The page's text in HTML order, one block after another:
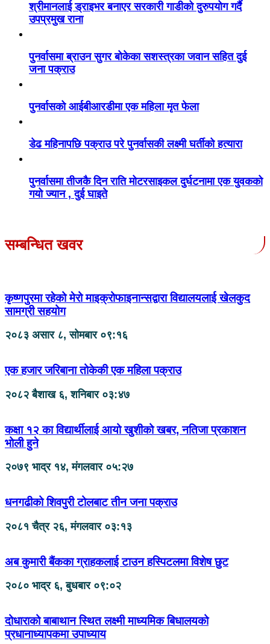
श्रीमानलाई ड्राइभर बनाएर सरकारी गाडीको दुरुपयोग गर्दै
उपप्रमुख राना
पुनर्वासमा ब्राउन सुगर बोकेका सशस्त्रका जवान सहित दुई
जना पक्राउ
पुनर्वासको आईबीआरडीमा एक महिला मृत फेला
डेढ महिनापछि पक्राउ परे पुनर्वासकी लक्ष्मी घर्तीको हत्यारा
पुनर्वासमा तीजकै दिन राति मोटरसाइकल दुर्घटनामा एक युवकको
गयो ज्यान , दुई घाइते
सम्बन्धित खवर
कृष्णपुरमा रहेको मेरो माइक्रोफाइनान्सद्वारा विद्यालयलाई खेलकुद
सामग्री सहयोग
२०८३ असार ८, सोमबार ०९:१६
एक हजार जरिबाना तोकेकी एक महिला पक्राउ
२०८२ बैशाख ६, शनिबार ०३:४७
कक्षा १२ का विद्यार्थीलाई आयो खुशीको खबर, नतिजा प्रकाशन
भोली हुने
२०७९ भाद्र १४, मंगलवार ०५:२७
धनगढीको शिवपुरी टोलबाट तीन जना पक्राउ
२०८१ चैत्र २६, मंगलवार ०३:१३
अब कुमारी बैंकका ग्राहकलाई टाउन हस्पिटलमा विशेष छुट
२०८० भाद्र ६, बुधबार ०९:०२
दोधाराको बाबाथान स्थित लक्ष्मी माध्यमिक बिधालयको
प्रधानाध्यापकमा उपाध्याय